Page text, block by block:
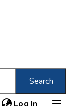
Search
(current)